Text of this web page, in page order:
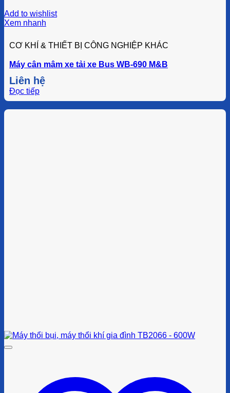
Add to wishlist
Xem nhanh
CƠ KHÍ & THIẾT BỊ CÔNG NGHIỆP KHÁC
Máy cân mâm xe tải xe Bus WB-690 M&B
Liên hệ
Đọc tiếp